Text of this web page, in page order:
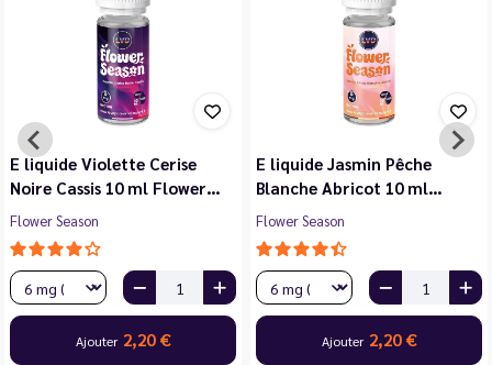
E liquide Violette Cerise
Noire Cassis 10 ml Flower…
Flower Season
Ajouter 2,20 €
E liquide Jasmin Pêche
Blanche Abricot 10 ml…
Flower Season
Ajouter 2,20 €